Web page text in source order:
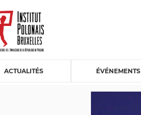
ACTUALITÉS ÉVÉNEMENTS